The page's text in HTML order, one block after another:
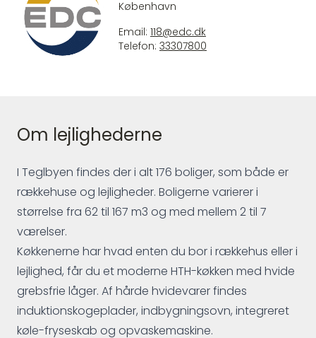
København
Email: 118@edc.dk
Telefon: 33307800
Om lejlighederne
I Teglbyen findes der i alt 176 boliger, som både er
rækkehuse og lejligheder. Boligerne varierer i
størrelse fra 62 til 167 m3 og med mellem 2 til 7
værelser.
Køkkenerne har hvad enten du bor i rækkehus eller i
lejlighed, får du et moderne HTH-køkken med hvide
grebsfrie låger. Af hårde hvidevarer findes
induktionskogeplader, indbygningsovn, integreret
køle-fryseskab og opvaskemaskine.